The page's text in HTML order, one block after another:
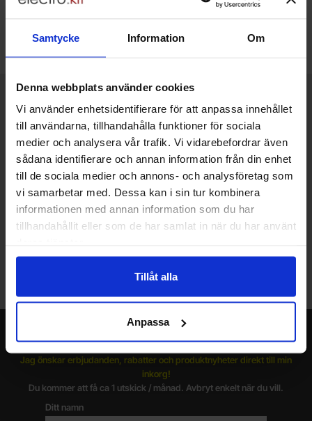
Samtycke Information Om
Denna webbplats använder cookies
Vi använder enhetsidentifierare för att anpassa innehållet
till användarna, tillhandahålla funktioner för sociala
medier och analysera vår trafik. Vi vidarebefordrar även
sådana identifierare och annan information från din enhet
till de sociala medier och annons- och analysföretag som
vi samarbetar med. Dessa kan i sin tur kombinera
informationen med annan information som du har
tillhandahållit eller som de har samlat in när du har använt
Tillåt alla
Anpassa
Moduler /Motorstyrning
Kort allmän information
VOEC till Norge
Vi är registrerade för VOEC, vilket innebär at våra norska kunder
kan handla med norsk moms hos oss, och slipper avgifter för
införtullning i Norge.
Vill du jobba på Electrokit?
Läs mer om att jobba på electrokit
Lagerbutik i Malmö
Välkommen till vår nya lagerbutik i Malmö. Öppettider: vardagar
Nyhetsbrev
Jag önskar erbjudanden, rabatter och produktnyheter direkt till min
inkorg!
Du kommer att få ca 1 utskick / månad. Avbryt enkelt när du vill.
Ditt namn